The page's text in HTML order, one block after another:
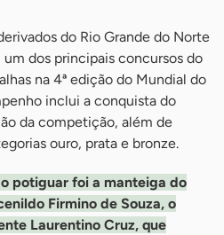
do Rio Grande do Norte
dos principais concursos do
na 4ª edição do Mundial do
inclui a conquista do
da competição, além de
ouro, prata e bronze.
potiguar foi a manteiga do
Firmino de Souza, o
Laurentino Cruz, que